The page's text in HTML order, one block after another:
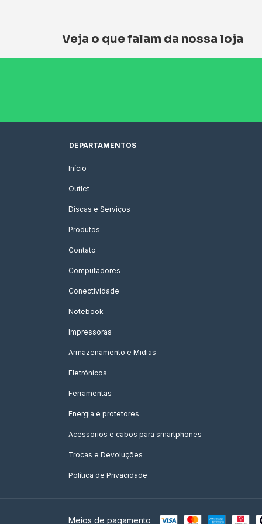
Veja o que falam da nossa loja
DEPARTAMENTOS
Início
Outlet
Discas e Serviços
Produtos
Contato
Computadores
Conectividade
Notebook
Impressoras
Armazenamento e Midias
Eletrônicos
Ferramentas
Energia e protetores
Acessorios e cabos para smartphones
Trocas e Devoluções
Política de Privacidade
Meios de pagamento